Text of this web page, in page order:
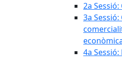
2a
3a Sessió:
4a